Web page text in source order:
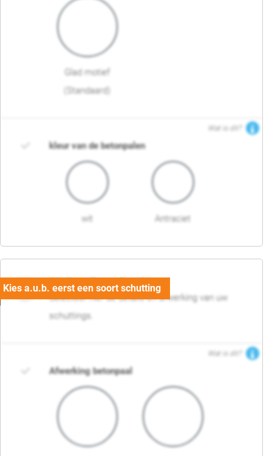
Glad motief
(Standaard)
Wat is dit?
kleur van de betonpalen
wit Antraciet
03. Detail en afwerking
Selecteer hier de details en afwerking van uw
schuttings.
Wat is dit?
Afwerking betonpaal